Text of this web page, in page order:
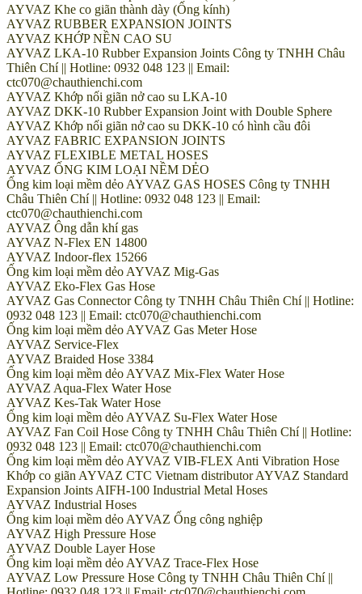
AYVAZ Khe co giãn thành dày (Ống kính)
AYVAZ RUBBER EXPANSION JOINTS
AYVAZ KHỚP NỀN CAO SU
AYVAZ LKA-10 Rubber Expansion Joints Công ty TNHH Châu
Thiên Chí || Hotline: 0932 048 123 || Email:
ctc070@chauthienchi.com
AYVAZ Khớp nối giãn nở cao su LKA-10
AYVAZ DKK-10 Rubber Expansion Joint with Double Sphere
AYVAZ Khớp nối giãn nở cao su DKK-10 có hình cầu đôi
AYVAZ FABRIC EXPANSION JOINTS
AYVAZ FLEXIBLE METAL HOSES
AYVAZ ỐNG KIM LOẠI NỀM DẺO
Ống kim loại mềm dẻo AYVAZ GAS HOSES Công ty TNHH
Châu Thiên Chí || Hotline: 0932 048 123 || Email:
ctc070@chauthienchi.com
AYVAZ Ông dẫn khí gas
AYVAZ N-Flex EN 14800
AYVAZ Indoor-flex 15266
Ống kim loại mềm dẻo AYVAZ Mig-Gas
AYVAZ Eko-Flex Gas Hose
AYVAZ Gas Connector Công ty TNHH Châu Thiên Chí || Hotline:
0932 048 123 || Email: ctc070@chauthienchi.com
Ống kim loại mềm dẻo AYVAZ Gas Meter Hose
AYVAZ Service-Flex
AYVAZ Braided Hose 3384
Ống kim loại mềm dẻo AYVAZ Mix-Flex Water Hose
AYVAZ Aqua-Flex Water Hose
AYVAZ Kes-Tak Water Hose
Ống kim loại mềm dẻo AYVAZ Su-Flex Water Hose
AYVAZ Fan Coil Hose Công ty TNHH Châu Thiên Chí || Hotline:
0932 048 123 || Email: ctc070@chauthienchi.com
Ống kim loại mềm dẻo AYVAZ VIB-FLEX Anti Vibration Hose
Khớp co giãn AYVAZ CTC Vietnam distributor AYVAZ Standard
Expansion Joints AIFH-100 Industrial Metal Hoses
AYVAZ Industrial Hoses
Ống kim loại mềm dẻo AYVAZ Ống công nghiệp
AYVAZ High Pressure Hose
AYVAZ Double Layer Hose
Ống kim loại mềm dẻo AYVAZ Trace-Flex Hose
AYVAZ Low Pressure Hose Công ty TNHH Châu Thiên Chí ||